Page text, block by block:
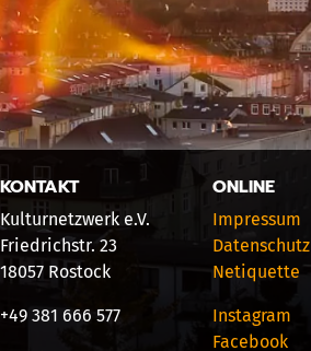
KONTAKT
Kulturnetzwerk e.V.
Friedrichstr. 23
18057 Rostock
+49 381 666 577
ONLINE
Impressum
Datenschutz
Netiquette
Instagram
Facebook